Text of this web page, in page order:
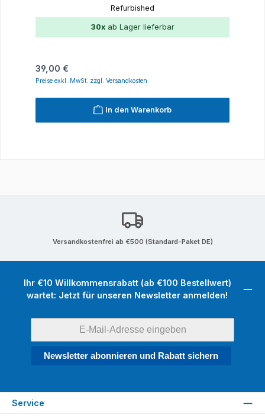
Refurbished
30x ab Lager lieferbar
Regulärer Preis:
39,00 €
Preise exkl. MwSt. zzgl. Versandkosten
In den Warenkorb
Versandkostenfrei ab €500 (Standard-Paket DE)
Ihr €10 Willkommensrabatt (ab €100 Bestellwert)
wartet: Jetzt für unseren Newsletter anmelden!
Newsletter abonnieren und Rabatt sichern
Service